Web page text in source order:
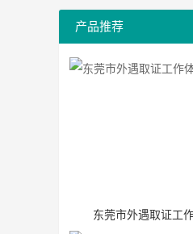
产品推荐
东莞市外遇取证工